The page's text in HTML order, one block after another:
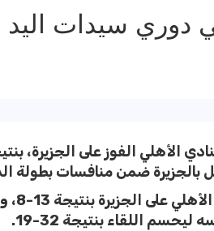
دوري سيدات اليد
بالجزيرة ضمن منافسات بطولة
وانتهى
اللقاء بنتيجة 32-19.